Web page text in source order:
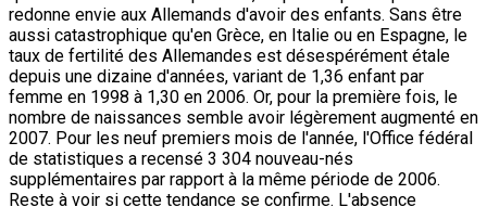
redonne envie aux Allemands d'avoir des enfants. Sans être
aussi catastrophique qu'en Grèce, en Italie ou en Espagne, le
taux de fertilité des Allemandes est désespérément étale
depuis une dizaine d'années, variant de 1,36 enfant par
femme en 1998 à 1,30 en 2006. Or, pour la première fois, le
nombre de naissances semble avoir légèrement augmenté en
2007. Pour les neuf premiers mois de l'année, l'Office fédéral
de statistiques a recensé 3 304 nouveau-nés
supplémentaires par rapport à la même période de 2006.
Reste à voir si cette tendance se confirme. L'absence